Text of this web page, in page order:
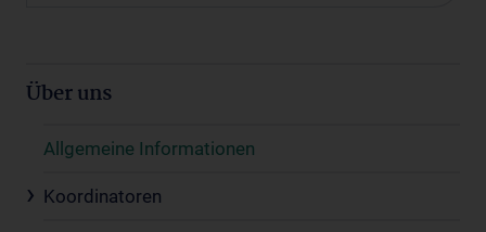
Über uns
Allgemeine Informationen
Koordinatoren